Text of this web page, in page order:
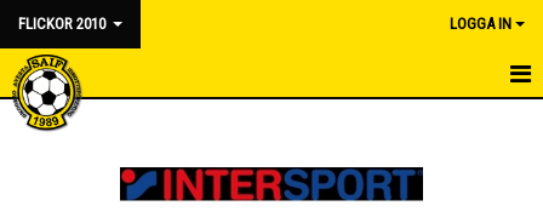
FLICKOR 2010 LOGGA IN
HEM